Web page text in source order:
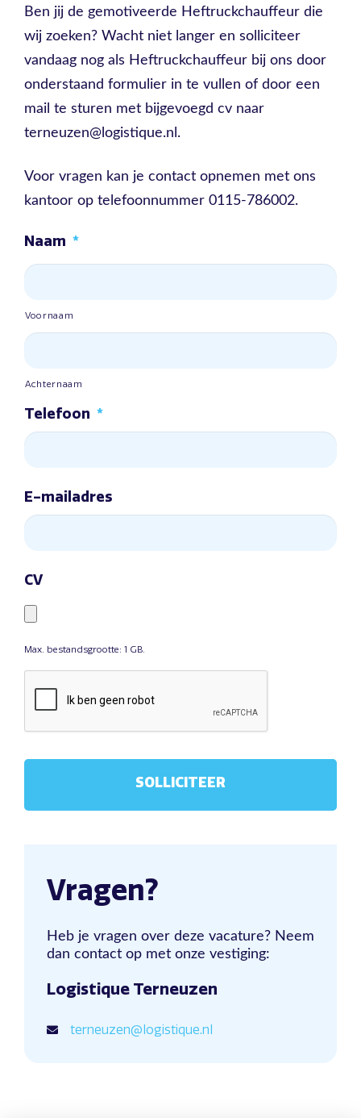
Ben jij de gemotiveerde Heftruckchauffeur die
wij zoeken? Wacht niet langer en solliciteer
vandaag nog als Heftruckchauffeur bij ons door
onderstaand formulier in te vullen of door een
mail te sturen met bijgevoegd cv naar
terneuzen@logistique.nl.
Voor vragen kan je contact opnemen met ons
kantoor op telefoonnummer 0115-786002.
Naam *
Voornaam
Achternaam
Telefoon *
E-mailadres
CV
Max. bestandsgrootte: 1 GB.
Vragen?
Heb je vragen over deze vacature? Neem
dan contact op met onze vestiging:
Logistique Terneuzen
terneuzen@logistique.nl